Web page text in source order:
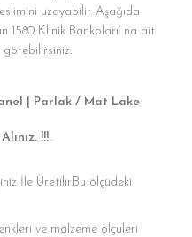
uzayabilir. Aşağıda
1580 Klinik Bankoları’ na ait
görebilirsiniz.
| Parlak / Mat Lake
!!!..
İle Üretilir.Bu ölçüdeki
ve malzeme ölçüleri